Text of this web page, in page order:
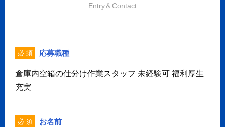
Entry＆Contact
必 須 応募職種
倉庫内空箱の仕分け作業スタッフ 未経験可 福利厚生
充実
必 須 お名前